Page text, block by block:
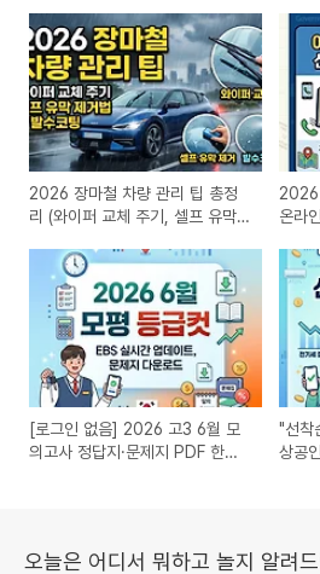
2026 장마철 차량 관리 팁 총정
리 (와이퍼 교체 주기, 셀프 유막
2026
온라
[로그인 없음] 2026 고3 6월 모
의고사 정답지·문제지 PDF 한눈
"선착
상공
오늘은 어디서 뭐하고 놀지 알려